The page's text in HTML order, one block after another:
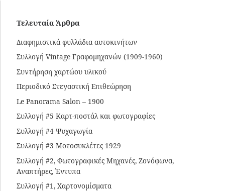
Τελευταία Άρθρα
Διαφημιστικά φυλλάδια αυτοκινήτων
Συλλογή Vintage Γραφομηχανών (1909-1960)
Συντήρηση χαρτώου υλικού
Περιοδικό Στεγαστική Επιθεώρηση
Le Panorama Salon – 1900
Συλλογή #5 Καρτ-ποστάλ και φωτογραφίες
Συλλογή #4 Ψυχαγωγία
Συλλογή #3 Μοτοσυκλέτες 1929
Συλλογή #2, Φωτογραφικές Μηχανές, Ζονόφωνα,
Αναπτήρες, Έντυπα
Συλλογή #1, Χαρτονομίσματα